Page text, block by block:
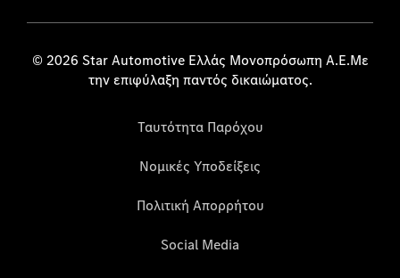
© 2026 Star Automotive Ελλάς Μονοπρόσωπη Α.Ε.Με
την επιφύλαξη παντός δικαιώματος.
Ταυτότητα Παρόχου
Νομικές Υποδείξεις
Πολιτική Απορρήτου
Social Media